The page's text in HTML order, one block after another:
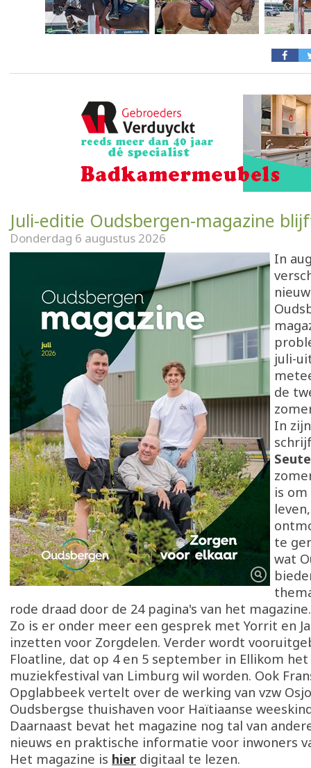
Juli-editie Oudsbergen-magazine
Donderdag 6 augustus 2026
In
juli-
de
In
is
te
wat
rode draad door de 24 pagina's van het magazine.
Zo is er onder meer een gesprek met Yorrit en
inzetten voor Zorgdelen. Verder wordt
Floatline, dat op 4 en 5 september in Ellikom
muziekfestival van Limburg wil worden. Ook
Opglabbeek vertelt over de werking van vzw
Oudsbergse thuishaven voor Haïtiaanse
Daarnaast bevat het magazine nog tal van
nieuws en praktische informatie voor inwoners
Het magazine is hier digitaal te lezen.